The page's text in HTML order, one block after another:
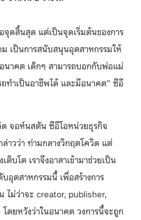
จุดสิ้นสุด แต่เป็นจุดเริ่มต้นของการ
ม เป็นการสนับสนุนอุตสาหกรรมให้
นาคต เด็กๆ สามารถบอกกับพ่อแม่
ถทำเป็นอาชีพได้ และมีอนาคต” ซีอี
จอห์นสตัน ซีอีโอหน่วยธุรกิจ
าวว่า ท่ามกลางวิกฤตโควิด แต่
ติบโต เราจึงอาสาเข้ามาช่วยเป็น
อุตสาหกรรมนี้ เพื่อสร้างการ
ไม่ว่าจะ creator, publisher,
ดยหวังว่าในอนาคต วงการนี้จะถูก